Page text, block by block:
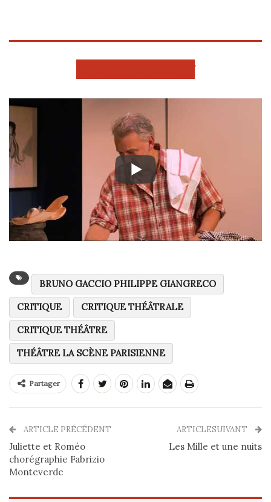
BRUNO GACCIO PHILIPPE GIANGRECO
CRITIQUE
CRITIQUE THÉÂTRALE
CRITIQUE THÉÂTRE
THÉÂTRE LA SCÈNE PARISIENNE
Partager
ARTICLE PRÉCÉDENT
Juliette et Roméo
chorégraphie Fabrizio
Monteverde
ARTICLESUIVANT
Les Mille et une nuits